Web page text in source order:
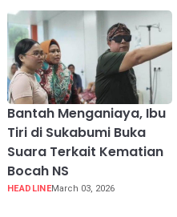
Bantah Menganiaya, Ibu
Tiri di Sukabumi Buka
Suara Terkait Kematian
Bocah NS
HEADLINEMarch 03, 2026